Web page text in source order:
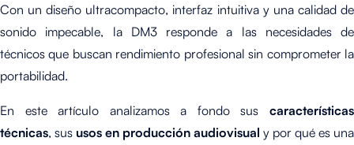
Con un diseño ultracompacto, interfaz intuitiva y una calidad de
sonido impecable, la DM3 responde a las necesidades de
técnicos que buscan rendimiento profesional sin comprometer la
portabilidad.
En este artículo analizamos a fondo sus características
técnicas, sus usos en producción audiovisual y por qué es una